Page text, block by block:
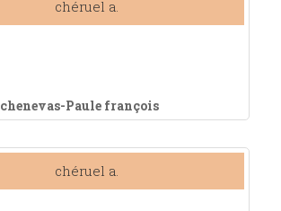
chenevas-Paule françois